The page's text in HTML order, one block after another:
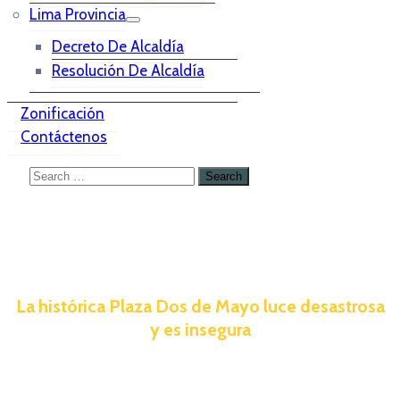
Lima Provincia
Decreto De Alcaldía
Resolución De Alcaldía
Zonificación
Contáctenos
La histórica Plaza Dos de Mayo luce desastrosa
y es insegura